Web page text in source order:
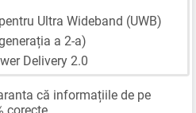
Ultra Wideband (UWB)
a 2-a)
Delivery 2.0
că informațiile de pe